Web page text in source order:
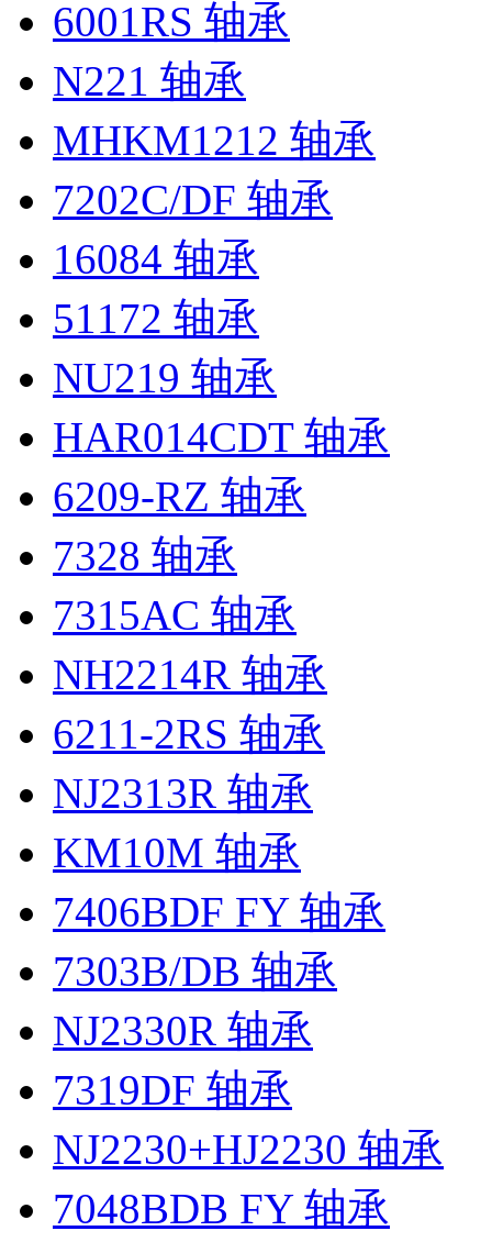
6001RS 轴承
N221 轴承
MHKM1212 轴承
7202C/DF 轴承
16084 轴承
51172 轴承
NU219 轴承
HAR014CDT 轴承
6209-RZ 轴承
7328 轴承
7315AC 轴承
NH2214R 轴承
6211-2RS 轴承
NJ2313R 轴承
KM10M 轴承
7406BDF FY 轴承
7303B/DB 轴承
NJ2330R 轴承
7319DF 轴承
NJ2230+HJ2230 轴承
7048BDB FY 轴承